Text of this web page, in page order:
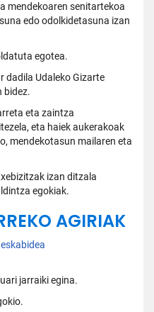
mendekoaren senitartekoa
edo odolkidetasuna izan
egotea.
dadila Udaleko Gizarte
bidez.
eta zaintza
eta haiek aukerakoak
mendekotasun mailaren eta
izan ditzala
egokiak.
AGIRIAK
jarraiki egina.